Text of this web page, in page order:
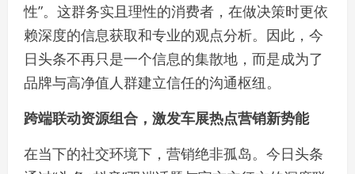
性”。这群务实且理性的消费者，在做决策时更依
赖深度的信息获取和专业的观点分析。因此，今
日头条不再只是一个信息的集散地，而是成为了
品牌与高净值人群建立信任的沟通枢纽。
跨端联动资源组合，激发车展热点营销新势能
在当下的社交环境下，营销绝非孤岛。今日头条